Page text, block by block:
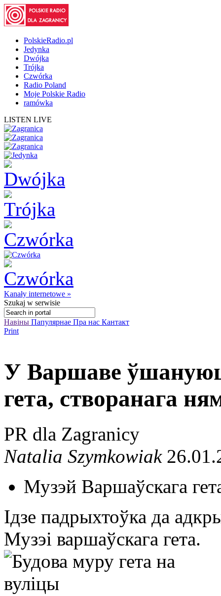
PolskieRadio.pl
Jedynka
Dwójka
Trójka
Czwórka
Radio Poland
Moje Polskie Radio
ramówka
LISTEN LIVE
Kanały internetowe »
Szukaj w serwisie
Навіны Папулярнае Пра нас Кантакт
Print
У Варшаве
гета, створанага
PR dla Zagranicy
Natalia Szymkowiak
Музэй Варшаўскага
Ідзе падрыхтоўка да
Музэі варшаўскага гета.